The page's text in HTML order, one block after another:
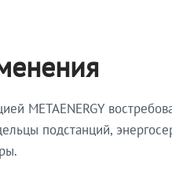
METAENERGY
подстанций,